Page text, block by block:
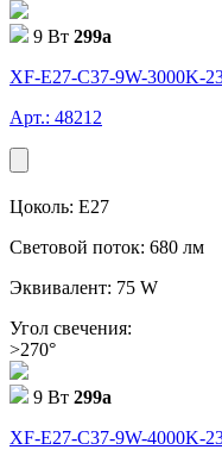
9 Вт 299a
XF-E27-C37-9W-3000K-
Арт.: 48212
Цоколь: E27
Световой поток: 680 лм
Эквивалент: 75 W
Угол свечения:
>270°
9 Вт 299a
XF-E27-C37-9W-4000K-